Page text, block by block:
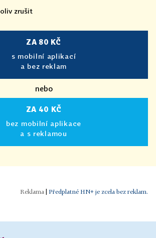
zrušit
ZA 80 KČ
s mobilní aplikací
a bez reklam
nebo
ZA 40 KČ
bez mobilní aplikace
a s reklamou
| Předplatné HN+ je zcela bez reklam.